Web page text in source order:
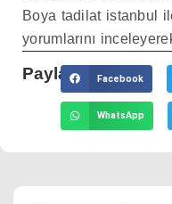
Boya tadilat istanbul
yorumlarını
Paylaş: Facebook
WhatsApp